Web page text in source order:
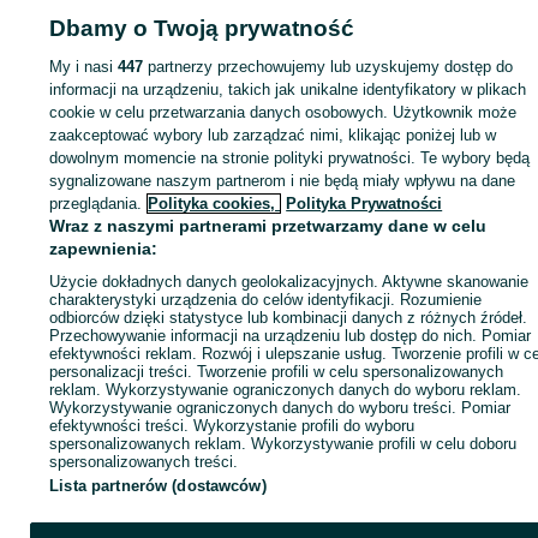
Zapraszamy.
Strona główna Firma i Przemysł Maszyny i urządzenia
Sprzęt czyszczący
Zamiatarki
Zamiatarki - Wielkopolskie Zamiatarki - Lubasz
KATEGORIA
ID:665342880 Wyświetlenia:
Zadzwoń / SMS Wyślij wiadomość
Dbamy o Twoją prywatność
My i nasi447 partnerzy przechowujemy lub uzyskujemy dostęp do
informacji na urządzeniu, takich jak unikalne identyfikatory w plikach
cookie w celu przetwarzania danych osobowych. Użytkownik może
zaakceptować wybory lub zarządzać nimi, klikając poniżej lub w
dowolnym momencie na stronie polityki prywatności. Te wybory będą
sygnalizowane naszym partnerom i nie będą miały wpływu na dane
przeglądania. Polityka cookies, Polityka Prywatności
Wraz z naszymi partnerami przetwarzamy dane w celu
zapewnienia:
Użycie dokładnych danych geolokalizacyjnych. Aktywne skanowanie
charakterystyki urządzenia do celów identyfikacji. Rozumienie
odbiorców dzięki statystyce lub kombinacji danych z różnych źródeł.
Przechowywanie informacji na urządzeniu lub dostęp do nich. Pomiar
efektywności reklam. Rozwój i ulepszanie usług. Tworzenie profili w
personalizacji treści. Tworzenie profili w celu spersonalizowanych
reklam. Wykorzystywanie ograniczonych danych do wyboru reklam.
Wykorzystywanie ograniczonych danych do wyboru treści. Pomiar
efektywności treści. Wykorzystanie profili do wyboru
spersonalizowanych reklam. Wykorzystywanie profili w celu doboru
spersonalizowanych treści.
Lista partnerów (dostawców)